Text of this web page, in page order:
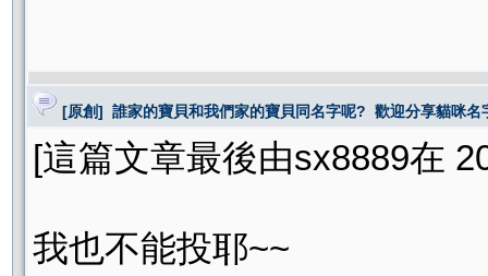
[原創] 誰家的寶貝和我們家的寶貝同名字呢? 歡迎分享貓咪名
[這篇文章最後由sx8889在
我也不能投耶~~